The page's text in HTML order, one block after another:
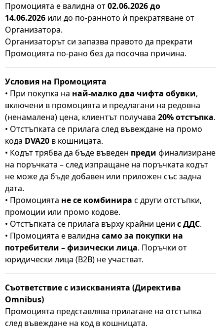
Промоцията е валидна от02.06.2026до
14.06.2026 или до по-ранното ѝ прекратяване от
Организатора.
Организаторът си запазва правото да прекрати
Промоцията по-рано без да посочва причина.
Условия на Промоцията
• При покупка на най-малко два чифта обувки,
включени в промоцията и предлагани на редовна
(ненамалена) цена, клиентът получава 20% отстъпка.
• Отстъпката се прилага след въвеждане на промо
кода DVA20 в кошницата.
• Кодът трябва да бъде въведен преди финализиране
на поръчката – след изпращане на поръчката кодът
не може да бъде добавен или приложен със задна
дата.
• Промоцията не се комбинира с други отстъпки,
промоции или промо кодове.
• Отстъпката се прилага върху крайни цени с ДДС.
• Промоцията е валидна само за покупки на
потребители – физически лица. Поръчки от
юридически лица (B2B) не участват.
Съответствие с изискванията (Директива
Omnibus)
Промоцията представлява прилагане на отстъпка
след въвеждане на код в кошницата.